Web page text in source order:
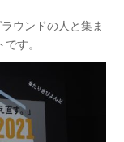
ウンドの人と集ま
す。